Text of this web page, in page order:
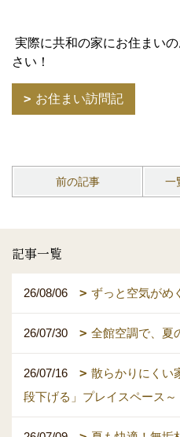
実際に共和の家にお住まい
さい！
お住まい訪問記
前の記事 一
記事一覧
26/08/06 ずっと空気がめ
26/07/30 全館空調で、夏
26/07/16
散らかりにくい
段下げる」プレイスペース～